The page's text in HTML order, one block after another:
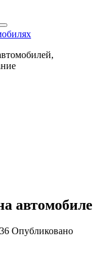
автомобиле
36 Опубликовано